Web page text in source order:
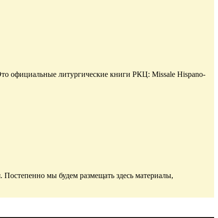
официальные литургические книги РКЦ: Missale Hispano-
мы будем размещать здесь материалы,